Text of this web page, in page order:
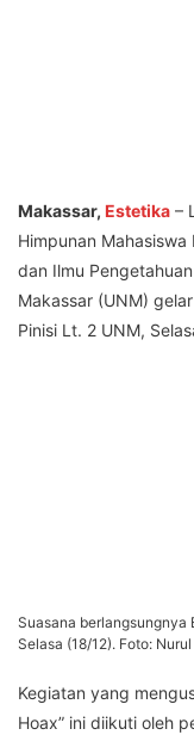
Makassar, Estetika –
Himpunan
dan Ilmu
Makassar (UNM)
Pinisi Lt. 2 UNM,
Suasana berlangsungnya
Selasa (18/12). Foto:
Kegiatan yang
Hoax” ini diikuti oleh